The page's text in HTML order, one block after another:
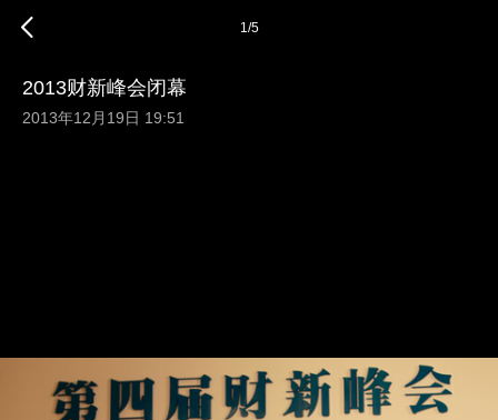
1/5
2013财新峰会闭幕
2013年12月19日 19:51